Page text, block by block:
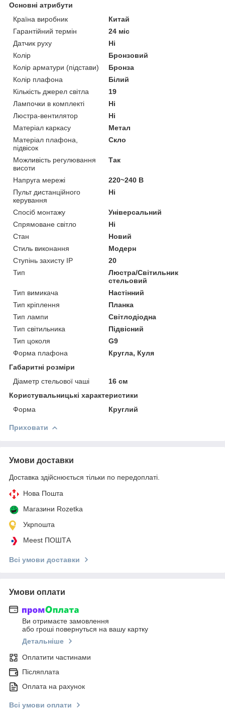
Основні атрибути
Країна виробник
Китай
Гарантійний термін
24 міс
Датчик руху
Ні
Колір
Бронзовий
Колір арматури (підстави)
Бронза
Колір плафона
Білий
Кількість джерел світла
19
Лампочки в комплекті
Ні
Люстра-вентилятор
Ні
Матеріал каркасу
Метал
Матеріал плафона,
підвісок
Скло
Можливість регулювання
висоти
Так
Напруга мережі
220~240 В
Пульт дистанційного
керування
Ні
Спосіб монтажу
Універсальний
Спрямоване світло
Ні
Стан
Новий
Стиль виконання
Модерн
Ступінь захисту IP
20
Тип
Люстра/Світильник
стельовий
Тип вимикача
Настінний
Тип кріплення
Планка
Тип лампи
Світлодіодна
Тип світильника
Підвісний
Тип цоколя
G9
Форма плафона
Кругла, Куля
Габаритні розміри
Діаметр стельової чаші
16 см
Користувальницькі характеристики
Форма
Круглий
Приховати
Умови доставки
Доставка здійснюється тільки по передоплаті.
Нова Пошта
Магазини Rozetka
Укрпошта
Meest ПОШТА
Всі умови доставки
Умови оплати
Ви отримаєте замовлення
або гроші повернуться на вашу картку
Детальніше
Оплатити частинами
Післяплата
Оплата на рахунок
Всі умови оплати